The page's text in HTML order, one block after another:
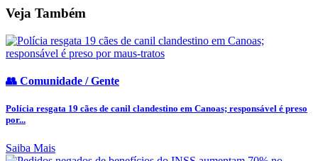
Veja Também
👥 Comunidade / Gente
Polícia resgata 19 cães de canil clandestino em Canoas; responsável é preso
por...
Saiba Mais